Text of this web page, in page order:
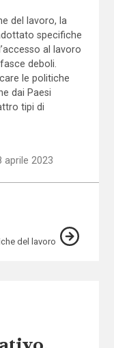
del lavoro, la
specifiche
al lavoro
deboli.
le politiche
dai Paesi
tipi di
aprile 2023
del lavoro